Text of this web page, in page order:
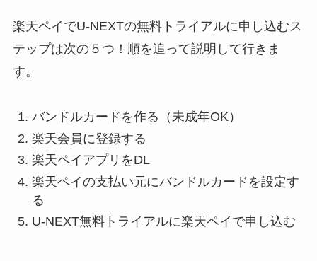
楽天ペイでU-NEXTの無料トライアルに申し込むス
テップは次の５つ！順を追って説明して行きま
す。
バンドルカードを作る（未成年OK）
楽天会員に登録する
楽天ペイアプリをDL
楽天ペイの支払い元にバンドルカードを設定す
る
U-NEXT無料トライアルに楽天ペイで申し込む